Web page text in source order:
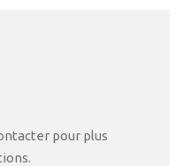
pour plus